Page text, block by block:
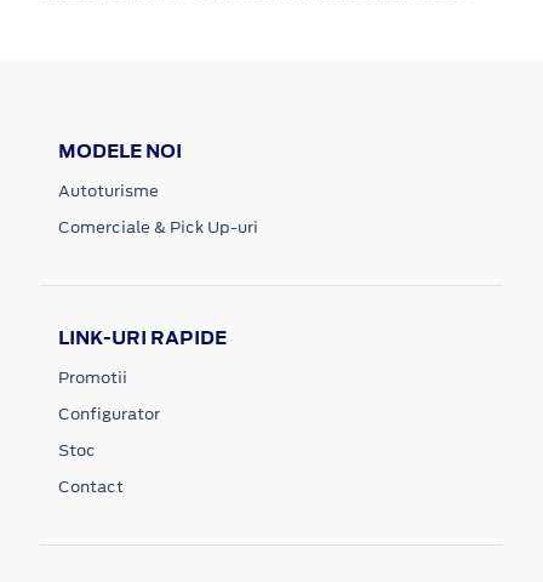
MODELE NOI
Autoturisme
Comerciale & Pick Up-uri
LINK-URI RAPIDE
Promotii
Configurator
Stoc
Contact